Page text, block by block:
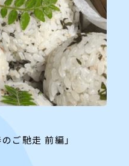
ご馳走 前編」